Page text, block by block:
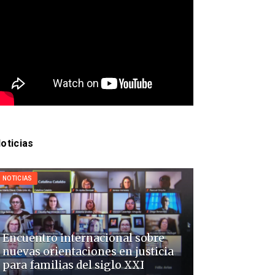
NOTICIAS
Encuentro internacional sobre
nuevas orientaciones en justicia
para familias del siglo XXI